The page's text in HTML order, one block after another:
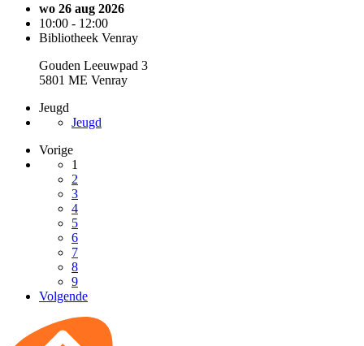
wo 26 aug 2026
10:00 - 12:00
Bibliotheek Venray
Gouden Leeuwpad 3
5801 ME Venray
Jeugd
Jeugd
Vorige
1
2
3
4
5
6
7
8
9
Volgende